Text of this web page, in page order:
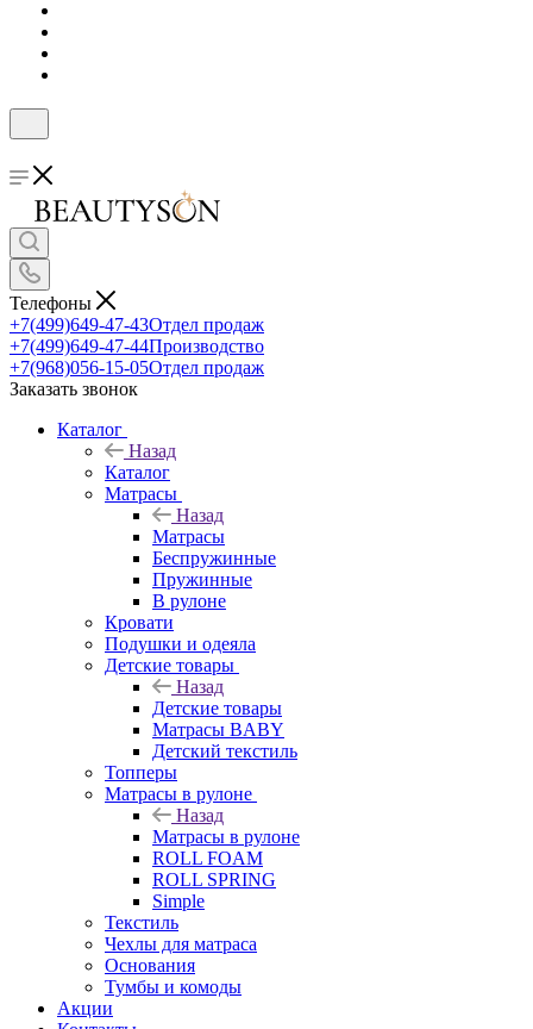
Телефоны
+7(499)649-47-43Отдел продаж
+7(499)649-47-44Производство
+7(968)056-15-05Отдел продаж
Заказать звонок
Каталог
Назад
Каталог
Матрасы
Назад
Матрасы
Беспружинные
Пружинные
В рулоне
Кровати
Подушки и одеяла
Детские товары
Назад
Детские товары
Матрасы BABY
Детский текстиль
Топперы
Матрасы в рулоне
Назад
Матрасы в рулоне
ROLL FOAM
ROLL SPRING
Simple
Текстиль
Чехлы для матраса
Основания
Тумбы и комоды
Акции